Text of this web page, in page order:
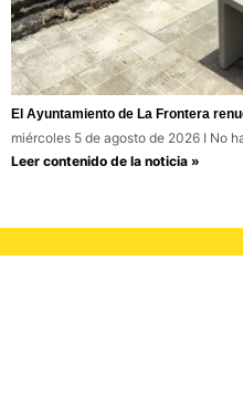
El Ayuntamiento de La Frontera
miércoles 5 de agosto de 2026
No
Leer contenido de la noticia »